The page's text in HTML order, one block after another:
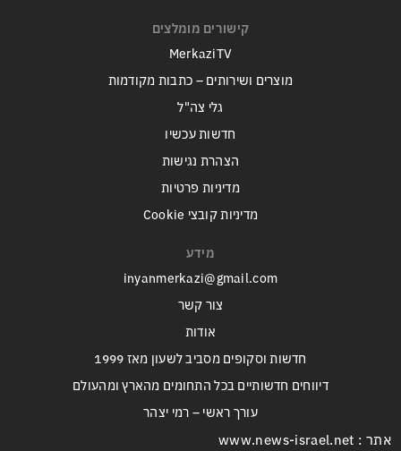
קישורים מומלצים
MerkaziTV
מוצרים ושירותים – כתבות מקודמות
גלי צה"ל
חדשות עכשיו
הצהרת נגישות
מדיניות פרטיות
מדיניות קובצי Cookie
מידע
inyanmerkazi@gmail.com
צור קשר
אודות
חדשות וסקופים מסביב לשעון מאז 1999
דיווחים חדשותיים בכל התחומים מהארץ ומהעולם
עורך ראשי – רמי יצהר
אתר : www.news-israel.net